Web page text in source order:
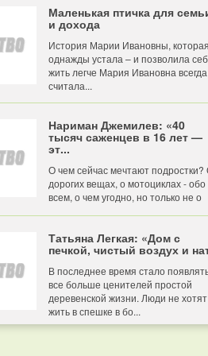
Маленькая птичка для
и дохода
История Марии Ивановны, которая
однажды устала – и позволила
жить легче Мария Ивановна всегда
считала...
Нариман Джемилев: «40
тысяч саженцев в 16 лет —
эт...
О чем сейчас мечтают подростки?
дорогих вещах, о мотоциклах - обо
всем, о чем угодно, но только не о
Татьяна Легкая: «Дом с
печкой, чистый воздух и
В последнее время стало
все больше ценителей простой
деревенской жизни. Люди не хотят
жить в спешке в бо...